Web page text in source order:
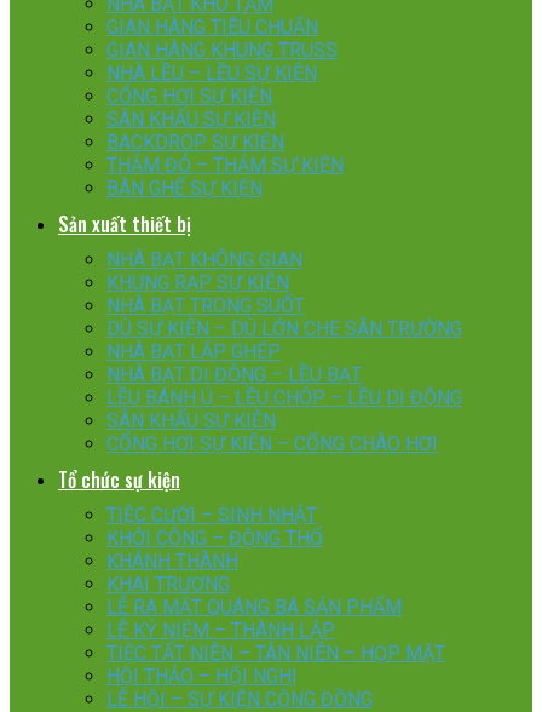
GIAN HÀNG TIÊU CHUẨN
GIAN HÀNG KHUNG TRUSS
NHÀ LỀU – LỀU SỰ KIỆN
CỔNG HƠI SỰ KIỆN
SÂN KHẤU SỰ KIỆN
BACKDROP SỰ KIỆN
THẢM ĐỎ – THẢM SỰ KIỆN
BÀN GHẾ SỰ KIỆN
Sản xuất thiết bị
NHÀ BẠT KHÔNG GIAN
KHUNG RẠP SỰ KIỆN
NHÀ BẠT TRONG SUỐT
DÙ SỰ KIỆN – DÙ LỚN CHE SÂN TRƯỜNG
NHÀ BẠT LẮP GHÉP
NHÀ BẠT DI ĐỘNG – LỀU BẠT
LỀU BÁNH Ú – LỀU CHÓP – LỀU DI ĐỘNG
SÂN KHẤU SỰ KIỆN
CỔNG HƠI SỰ KIỆN – CỔNG CHÀO HƠI
Tổ chức sự kiện
TIỆC CƯỚI – SINH NHẬT
KHỞI CÔNG – ĐỘNG THỔ
KHÁNH THÀNH
KHAI TRƯƠNG
LỄ RA MẮT QUÁNG BÁ SẢN PHẨM
LỄ KỶ NIỆM – THÀNH LẬP
TIỆC TẤT NIÊN – TÂN NIÊN – HỌP MẶT
HỘI THẢO – HỘI NGHỊ
LỄ HỘI – SỰ KIỆN CỘNG ĐỒNG